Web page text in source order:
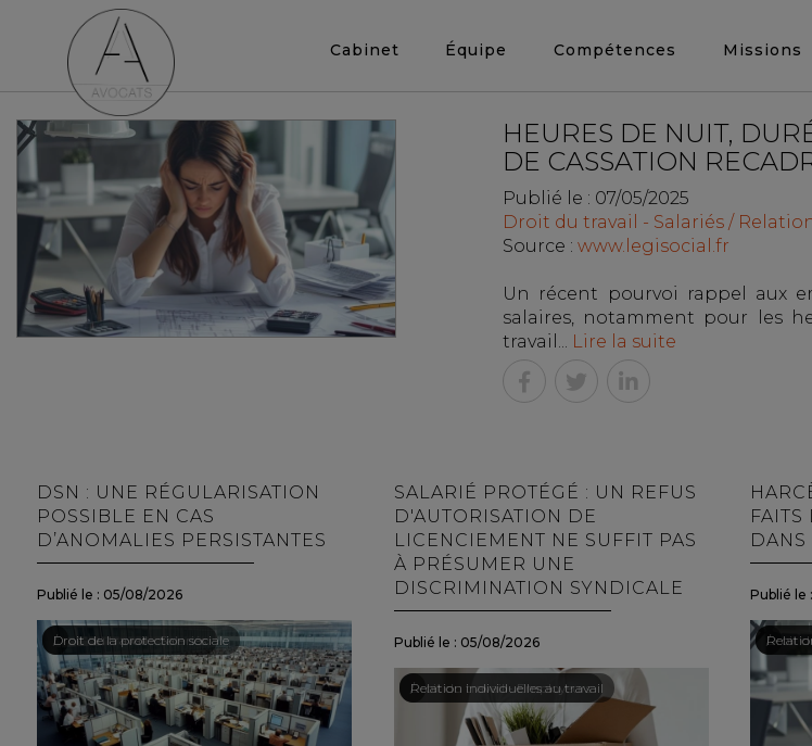
Cabinet Équipe Compétences Missions
HEURES DE NUIT,
DE CASSATION
Publié le : 07/05/2025
Droit du travail - Salariés /
Source : www.legisocial.fr
Un récent pourvoi rappel aux
salaires, notamment pour les
travail... Lire la suite
DSN : UNE RÉGULARISATION
POSSIBLE EN CAS
D’ANOMALIES PERSISTANTES
Publié le : 05/08/2026
Droit du travail - Salariés
/Droit de la protection sociale
SALARIÉ PROTÉGÉ : UN REFUS
D'AUTORISATION DE
LICENCIEMENT NE SUFFIT PAS
À PRÉSUMER UNE
DISCRIMINATION SYNDICALE
Publié le : 05/08/2026
Droit du travail - Employeurs
/Relation individuelles au travail
FAITS
Publié le :
Droit
/